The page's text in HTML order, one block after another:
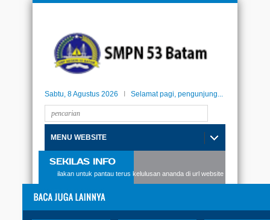
Sabtu, 8 Agustus 2026 Selamat pagi, pengunjung...
MENU WEBSITE
SEKILAS INFO
Batam, silakan untuk pantau terus kelulusan ananda di url website berikut:
BOSMABA MAN Batam 2023
Luar Biasa! PMR SMPN 53